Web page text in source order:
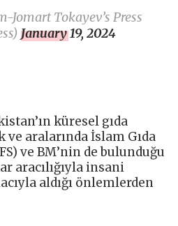
Tokayev’s Press
January 19, 2024
küresel gıda
aralarında İslam Gıda
ve BM’nin de bulunduğu
aracılığıyla insani
aldığı önlemlerden